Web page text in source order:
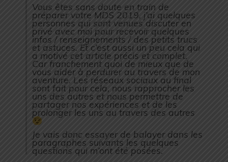
Vous êtes sans doute en train de
préparer votre MDS 2019, j’ai quelques
personnes qui sont venues discuter en
privé avec moi pour recevoir quelques
infos / renseignements / des petits trucs
et astuces. Et c’est aussi un peu cela qui
a motivé cet article précis et complet.
Car franchement quoi de mieux que de
vous aider à perdurer au travers de mon
aventure. Les réseaux sociaux au final
sont fait pour cela, nous rapprocher les
uns des autres et nous permettre de
partager nos expériences et de les
prolonger les uns au travers des autres
Je vais donc essayer de balayer dans les
paragraphes suivants les quelques
questions qui m’ont été posées.